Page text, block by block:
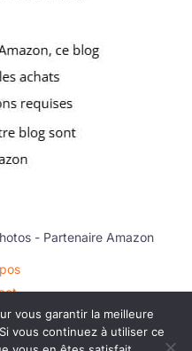
- Partenaire Amazon
site
vous garantir la meilleure
vous continuez à utiliser ce